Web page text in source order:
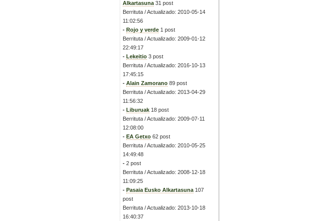
Alkartasuna 31 post
Berrituta / Actualizado: 2010-05-14
11:02:56
- Rojo y verde 1 post
Berrituta / Actualizado: 2009-01-12
22:49:17
- Lekeitio 3 post
Berrituta / Actualizado: 2016-10-13
17:45:15
- Alain Zamorano 89 post
Berrituta / Actualizado: 2013-04-29
11:56:32
- Liburuak 18 post
Berrituta / Actualizado: 2009-07-11
12:08:00
- EA Getxo 62 post
Berrituta / Actualizado: 2010-05-25
14:49:48
- 2 post
Berrituta / Actualizado: 2008-12-18
11:09:25
- Pasaia Eusko Alkartasuna 107
post
Berrituta / Actualizado: 2013-10-18
16:40:37